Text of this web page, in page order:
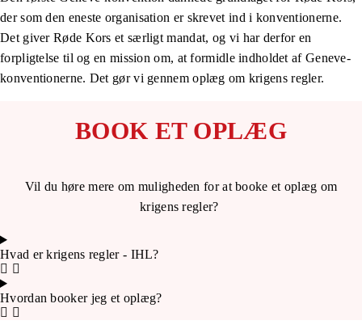
der som den eneste organisation er skrevet ind i konventionerne.
Det giver Røde Kors et særligt mandat, og vi har derfor en
forpligtelse til og en mission om, at formidle indholdet af Geneve-
konventionerne. Det gør vi gennem oplæg om krigens regler.
BOOK ET OPLÆG
Vil du høre mere om muligheden for at booke et oplæg om
krigens regler?
Hvad er krigens regler - IHL?
Hvordan booker jeg et oplæg?